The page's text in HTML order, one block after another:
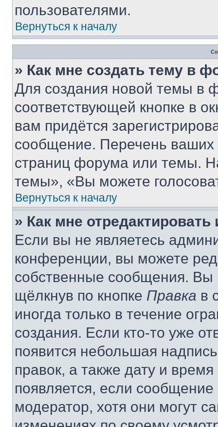
пользователями.
Вернуться к началу
» Как мне создать тему в
Для создания новой темы в
соответствующей кнопке в
вам придётся
сообщение. Перечень ваших
страниц форума или темы.
темы», «Вы можете
Вернуться к началу
» Как мне
Если вы не являетесь
конференции, вы можете
собственные сообщения. Вы
щёлкнув по кнопке Правка в
иногда только в течение
создания. Если кто-то уже
появится небольшая
правок, а также дату и
появляется, если
модератор, хотя они могут